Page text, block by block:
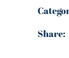
Share: